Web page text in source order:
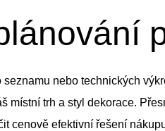
nebo technických
místní trh a styl dekorace.
cenově efektivní řešení